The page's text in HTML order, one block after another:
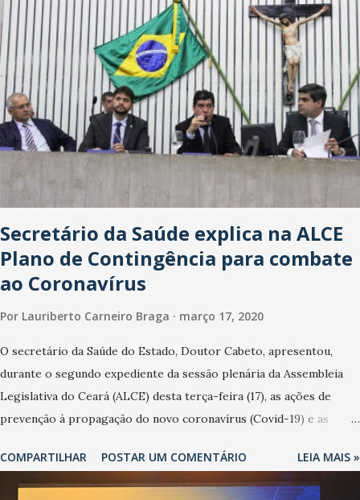
Washington Soares-Messejana. Uma coisa é certa: será a maior
loja Havan do Brasil.
Secretário da Saúde explica na ALCE
Plano de Contingência para combate
ao Coronavírus
Por Lauriberto Carneiro Braga março 17, 2020
O secretário da Saúde do Estado, Doutor Cabeto, apresentou,
durante o segundo expediente da sessão plenária da Assembleia
Legislativa do Ceará (ALCE) desta terça-feira (17), as ações de
prevenção à propagação do novo coronavírus (Covid-19) e as
da pandemia e atendimento aos enfermos. O secretário informou
que o Estado tem desenvolvido um plano de contingência pautado
COMPARTILHAR POSTAR UM COMENTÁRIO LEIA MAIS »